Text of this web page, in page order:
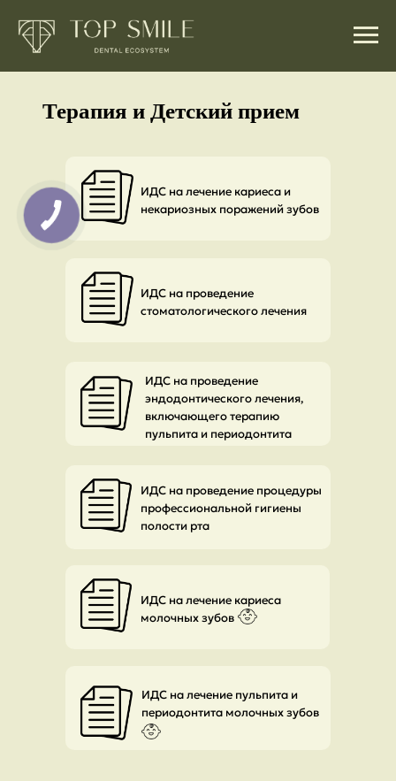
Терапия и Детский прием
ИДС на проведение
эндодонтического лечения,
включающего терапию
пульпита и периодонтита
ИДС на проведение процедуры
профессиональной гигиены
полости рта
ИДС на лечение пульпита и
периодонтита молочных зубов
ИДС на лечение кариеса
молочных зубов
ИДС на лечение кариеса и
некариозных поражений зубов
ИДС на проведение
стоматологического лечения